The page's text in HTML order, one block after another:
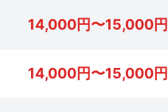
14,000円〜15,000円
14,000円〜15,000円